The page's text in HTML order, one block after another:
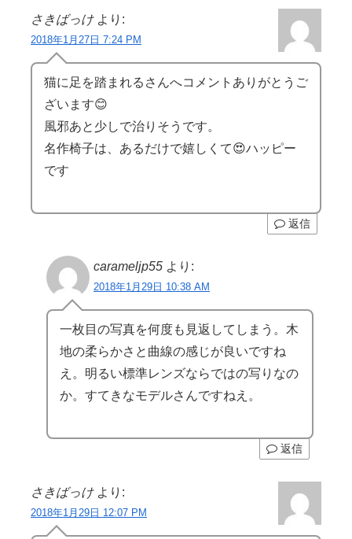
さきばっけ より:
2018年1月27日 7:24 PM
猫に足を踏まれるさんへコメントありがとうご
ざいます😊
風邪あと少しで治りそうです。
名作椅子は、あるだけで嬉しくて😍ハッピー
です
返信
carameljp55 より:
2018年1月29日 10:38 AM
一枚目の写真を何度も見返してしまう。木
地の柔らかさと曲線の感じが良いですね
え。明るい標準レンズならではの写りなの
か。すてきなモデルさんですねえ。
返信
さきばっけ より:
2018年1月29日 12:07 PM